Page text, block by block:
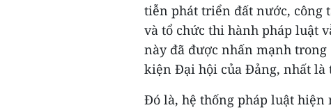
tiễn phát triển đất nước, công
và tổ chức thi hành pháp luật
này đã được nhấn mạnh trong
kiện Đại hội của Đảng, nhất
Đó là, hệ thống pháp luật hiện